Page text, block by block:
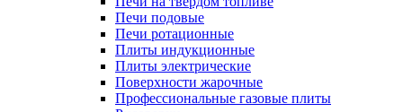
Печи подовые
Печи ротационные
Плиты индукционные
Плиты электрические
Поверхности жарочные
Профессиональные газовые плиты